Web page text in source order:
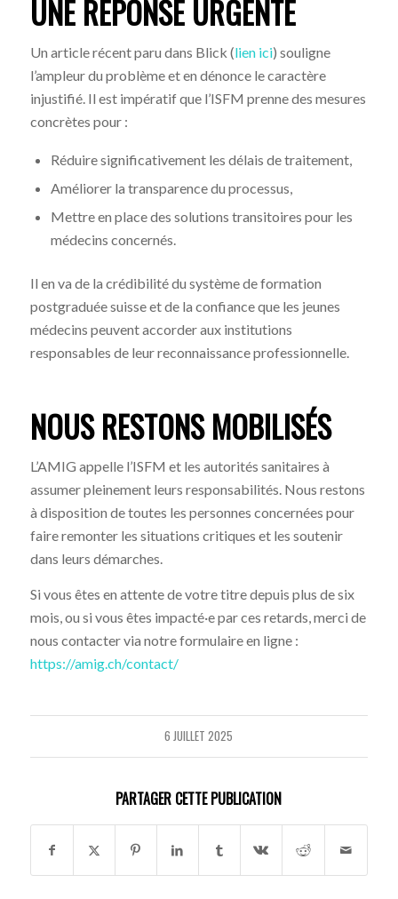
UNE RÉPONSE URGENTE
Un article récent paru dans Blick (lien ici) souligne
l’ampleur du problème et en dénonce le caractère
injustifié. Il est impératif que l’ISFM prenne des mesures
concrètes pour :
Réduire significativement les délais de traitement,
Améliorer la transparence du processus,
Mettre en place des solutions transitoires pour les
médecins concernés.
Il en va de la crédibilité du système de formation
postgraduée suisse et de la confiance que les jeunes
médecins peuvent accorder aux institutions
responsables de leur reconnaissance professionnelle.
NOUS RESTONS MOBILISÉS
L’AMIG appelle l’ISFM et les autorités sanitaires à
assumer pleinement leurs responsabilités. Nous restons
à disposition de toutes les personnes concernées pour
faire remonter les situations critiques et les soutenir
dans leurs démarches.
Si vous êtes en attente de votre titre depuis plus de six
mois, ou si vous êtes impacté·e par ces retards, merci de
nous contacter via notre formulaire en ligne :
https://amig.ch/contact/
6 JUILLET 2025
PARTAGER CETTE PUBLICATION